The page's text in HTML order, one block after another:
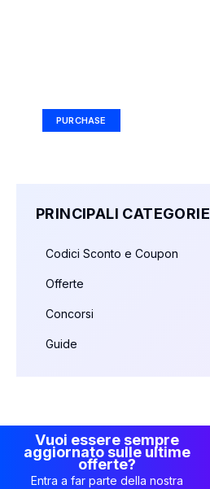
PURCHASE
PRINCIPALI CATEGORIE
Codici Sconto e Coupon
Offerte
Concorsi
Guide
Vuoi essere sempre
aggiornato sulle ultime
offerte?
Entra a far parte della nostra